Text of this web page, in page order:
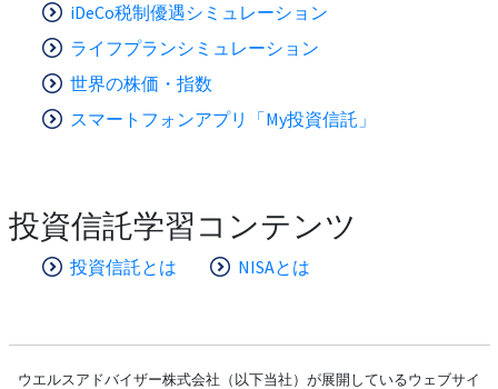
iDeCo税制優遇シミュレーション
ライフプランシミュレーション
世界の株価・指数
スマートフォンアプリ「My投資信託」
投資信託学習コンテンツ
投資信託とは NISAとは
ウエルスアドバイザー株式会社（以下当社）が展開しているウェブサイ